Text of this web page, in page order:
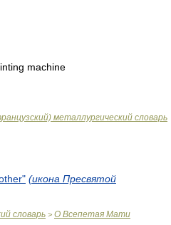
machine
металлургический словарь
(икона Пресвятой
словарь > О Всепетая Мати